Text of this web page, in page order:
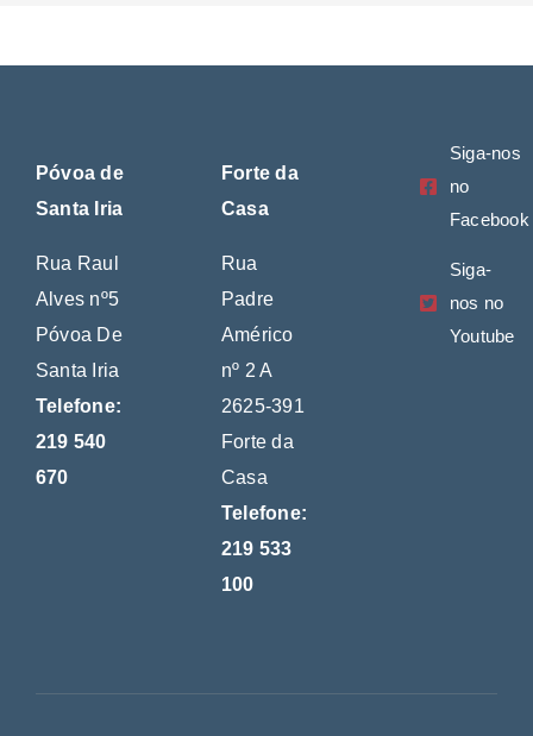
Póvoa de
Santa Iria
Rua Raul
Alves nº5
Póvoa De
Santa Iria
Telefone:
219 540
670
Forte da
Casa
Rua
Padre
Américo
nº 2 A
2625-391
Forte da
Casa
Telefone:
219 533
100
Siga-nos
no
Facebook
Siga-
nos no
Youtube